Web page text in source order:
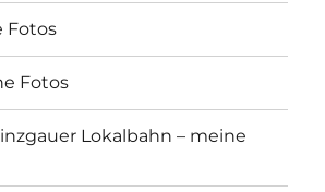
Fotos
Fotos
Lokalbahn – meine